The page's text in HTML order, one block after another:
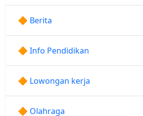
🔶 Berita
🔶 Info Pendidikan
🔶 Lowongan kerja
🔶 Olahraga